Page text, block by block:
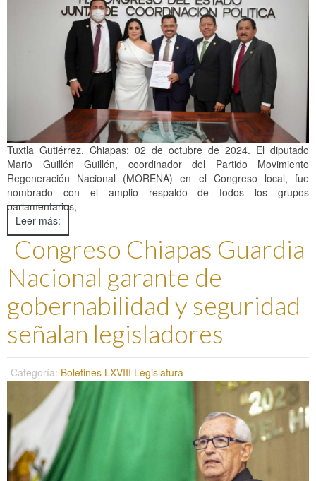
Tuxtla Gutiérrez, Chiapas; 02 de octubre de 2024. El diputado
Mario Guillén Guillén, coordinador del Partido Movimiento
Regeneración Nacional (MORENA) en el Congreso local, fue
nombrado con el amplio respaldo de todos los grupos
parlamentarios,
Leer más:
Congreso Chiapas Guardia
Nacional garante de
gobernabilidad y seguridad
señalan legisladores
Categoría: Boletines LXVIII Legislatura
Manual de Inducción
Lineamientos
Documento de Seguridad
Instituto de Investigaciones Legislativas y Estudios
Legislativos para la Igualdad de Género
Recursos Materiales y Servicios Generales